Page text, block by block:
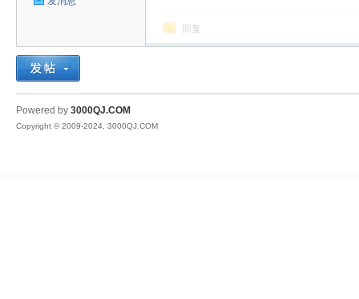
QJ
回复
Powered by 3000QJ.COM
Copyright © 2009-2024, 3000QJ.COM